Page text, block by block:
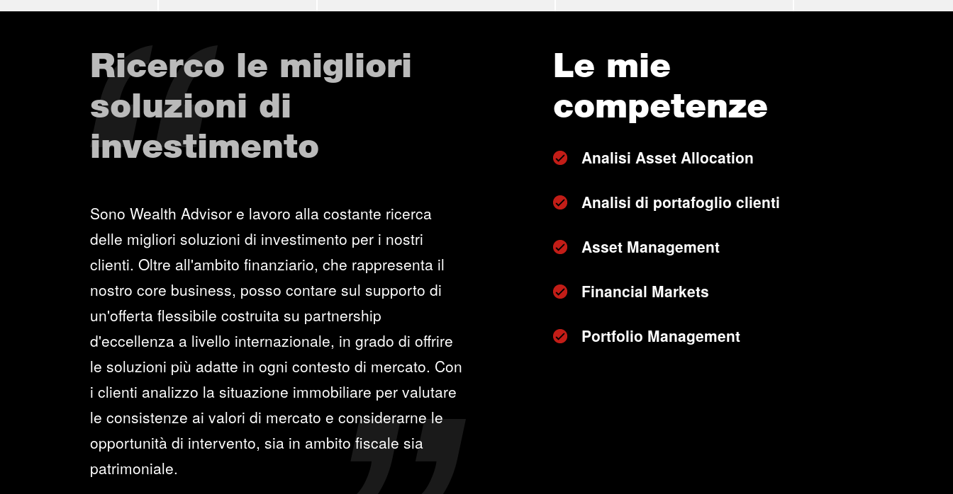
Ricerco le migliori
soluzioni di
investimento
Sono Wealth Advisor e lavoro alla costante ricerca
delle migliori soluzioni di investimento per i nostri
clienti. Oltre all'ambito finanziario, che rappresenta il
nostro core business, posso contare sul supporto di
un'offerta flessibile costruita su partnership
d'eccellenza a livello internazionale, in grado di offrire
le soluzioni più adatte in ogni contesto di mercato. Con
i clienti analizzo la situazione immobiliare per valutare
le consistenze ai valori di mercato e considerarne le
opportunità di intervento, sia in ambito fiscale sia
patrimoniale.
Le mie
competenze
Analisi Asset Allocation
Analisi di portafoglio clienti
Asset Management
Financial Markets
Portfolio Management